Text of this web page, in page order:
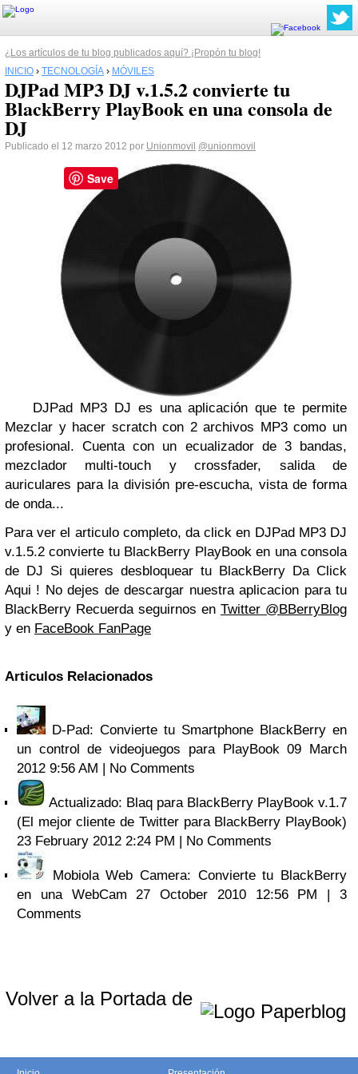
¿Los artículos de tu blog publicados aquí? ¡Propón tu blog!
INICIO › TECNOLOGÍA › MÓVILES
DJPad MP3 DJ v.1.5.2 convierte tu
BlackBerry PlayBook en una consola de
DJ
Publicado el 12 marzo 2012 por Unionmovil @unionmovil
DJPad MP3 DJ es una aplicación que te permite
Mezclar y hacer scratch con 2 archivos MP3 como un
profesional. Cuenta con un ecualizador de 3 bandas,
mezclador multi-touch y crossfader, salida de
auriculares para la división pre-escucha, vista de forma
de onda...
Para ver el articulo completo, da click en DJPad MP3 DJ
v.1.5.2 convierte tu BlackBerry PlayBook en una consola
de DJ Si quieres desbloquear tu BlackBerry Da Click
Aqui ! No dejes de descargar nuestra aplicacion para tu
BlackBerry Recuerda seguirnos en Twitter @BBerryBlog
y en FaceBook FanPage
Articulos Relacionados
D-Pad: Convierte tu Smartphone BlackBerry en
un control de videojuegos para PlayBook09 March
2012 9:56 AM | No Comments
Actualizado: Blaq para BlackBerry PlayBook v.1.7
(El mejor cliente de Twitter para BlackBerry PlayBook)
23 February 2012 2:24 PM | No Comments
Mobiola Web Camera: Convierte tu BlackBerry
en una WebCam27 October 2010 12:56 PM | 3
Comments
Volver a la Portada de
Save